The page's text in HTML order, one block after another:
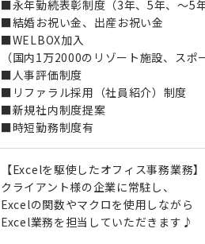
■永年勤続表彰制度（3年、5年、～5年
■結婚お祝い金、出産お祝い金
■WELBOX加入
（国内1万2000のリゾート施設、ス
■人事評価制度
■リファラル採用（社員紹介）制度
■新規社内制度提案
■時短勤務制度有
【Excelを駆使したオフィス事務業務】
クライアント様の企業に常駐し、
Excelの関数やマクロを使用しながら
Excel業務を担当していただきます♪